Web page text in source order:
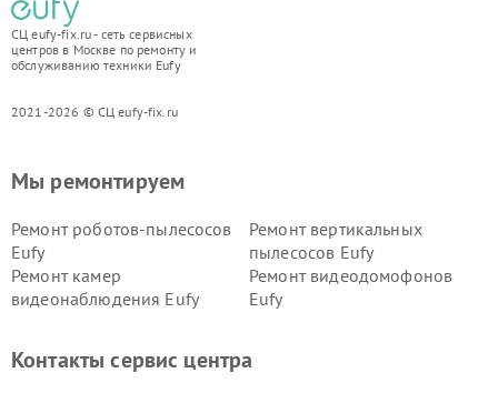
СЦ eufy-fix.ru - сеть сервисных
центров в Москве по ремонту и
обслуживанию техники Eufy
2021-2026 © СЦ eufy-fix.ru
Мы ремонтируем
Ремонт роботов-пылесосов
Eufy
Ремонт вертикальных
пылесосов Eufy
Ремонт камер
видеонаблюдения Eufy
Ремонт видеодомофонов
Eufy
Контакты сервис центра